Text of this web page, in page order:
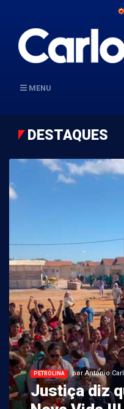
MENU
DESTAQUES
PETROLINA por Antonio
Justiça diz